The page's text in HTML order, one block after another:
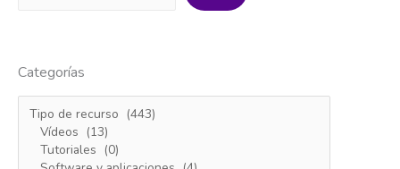
Categorías